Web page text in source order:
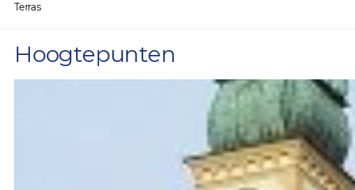
Terras
Hoogtepunten